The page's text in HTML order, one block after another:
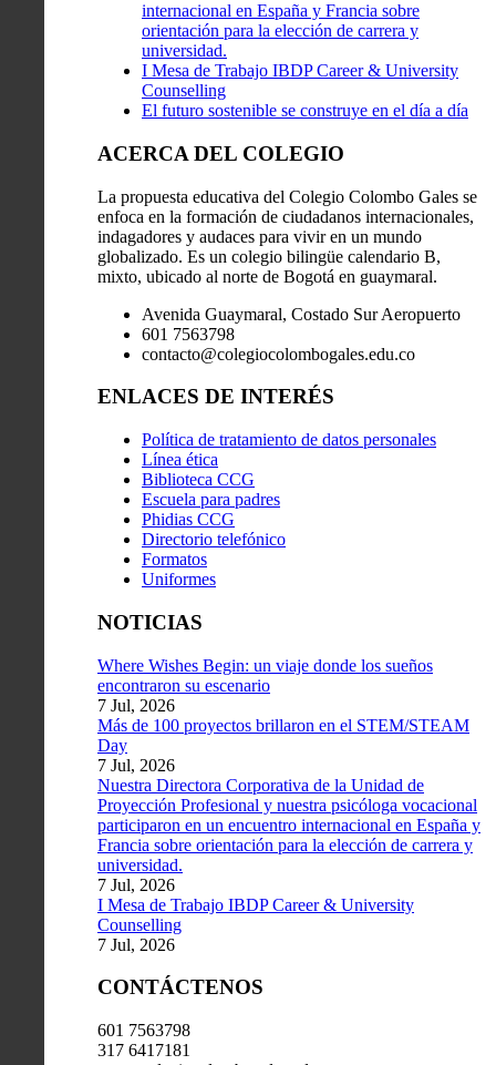
internacional en España y Francia sobre
orientación para la elección de carrera y
universidad.
I Mesa de Trabajo IBDP Career & University
Counselling
El futuro sostenible se construye en el día a día
ACERCA DEL COLEGIO
La propuesta educativa del Colegio Colombo Gales se
enfoca en la formación de ciudadanos internacionales,
indagadores y audaces para vivir en un mundo
globalizado. Es un colegio bilingüe calendario B,
mixto, ubicado al norte de Bogotá en guaymaral.
Avenida Guaymaral, Costado Sur Aeropuerto
601 7563798
contacto@colegiocolombogales.edu.co
ENLACES DE INTERÉS
Política de tratamiento de datos personales
Línea ética
Biblioteca CCG
Escuela para padres
Phidias CCG
Directorio telefónico
Formatos
Uniformes
NOTICIAS
Where Wishes Begin: un viaje donde los sueños
encontraron su escenario
7 Jul, 2026
Más de 100 proyectos brillaron en el STEM/STEAM
Day
7 Jul, 2026
Nuestra Directora Corporativa de la Unidad de
Proyección Profesional y nuestra psicóloga vocacional
participaron en un encuentro internacional en España y
Francia sobre orientación para la elección de carrera y
universidad.
7 Jul, 2026
I Mesa de Trabajo IBDP Career & University
Counselling
7 Jul, 2026
CONTÁCTENOS
601 7563798
317 6417181